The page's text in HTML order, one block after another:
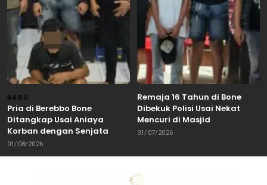
BARU
Pria di Berebbo Bone
Ditangkap Usai Aniaya
Korban dengan Senjata
Tajam
01/08/2026
Remaja 16 Tahun di Bone
Dibekuk Polisi Usai Nekat
Mencuri di Masjid
31/07/2026